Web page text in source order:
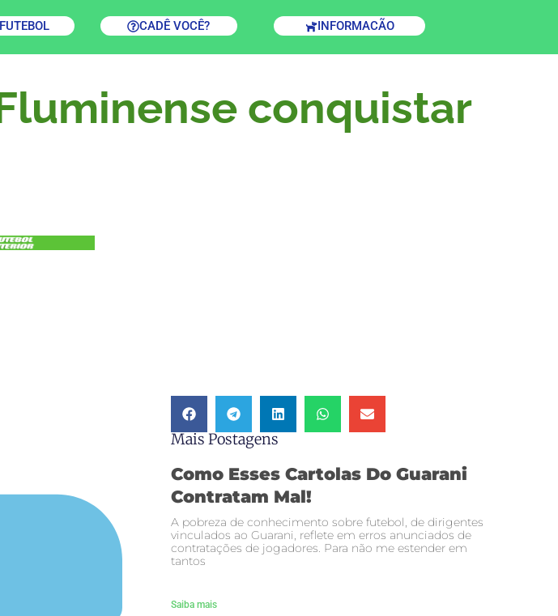
CADÊ VOCÊ? INFORMACÃO
conquistar
Mais Postagens
Como Esses Cartolas Do Guarani
Contratam Mal!
A pobreza de conhecimento sobre futebol, de dirigentes
vinculados ao Guarani, reflete em erros anunciados de
contratações de jogadores. Para não me estender em
tantos
Saiba mais